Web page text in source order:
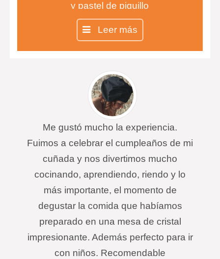
y pastel de piquillo
Calamares rellenos de verdura y
Esferas de yogurt con fresa y con
una suave membrana de módena.
Leer más
Me gustó mucho la experiencia.
Fuimos a celebrar el cumpleaños de mi
cuñada y nos divertimos mucho
cocinando, aprendiendo, riendo y lo
más importante, el momento de
degustar la comida que habíamos
preparado en una mesa de cristal
impresionante. Además perfecto para ir
con niños. Recomendable